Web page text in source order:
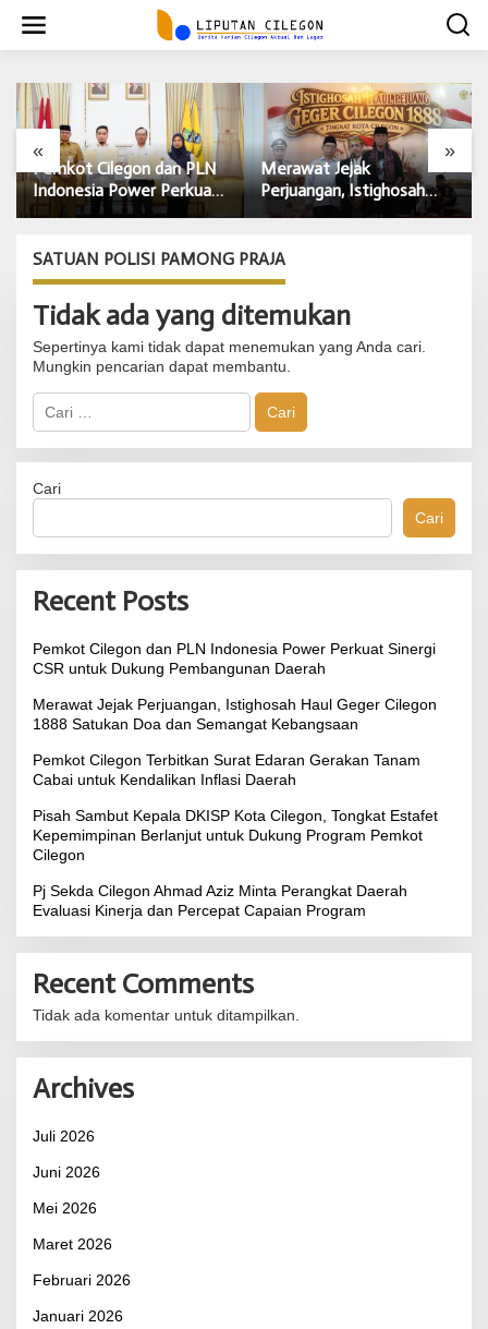
w
« »
Pemkot Cilegon dan PLN
Indonesia Power Perkuat
Sinergi CSR untuk Dukung
Merawat Jejak
Perjuangan, Istighosah
Haul Geger Cilegon 1888
Semangat Kebangsaan
SATUAN POLISI PAMONG PRAJA
Tidak ada yang ditemukan
Sepertinya kami tidak dapat menemukan yang Anda cari.
Mungkin pencarian dapat membantu.
i
u
n
u
k
Cari
Cari
Recent Posts
Pemkot Cilegon dan PLN Indonesia Power Perkuat Sinergi
CSR untuk Dukung Pembangunan Daerah
Merawat Jejak Perjuangan, Istighosah Haul Geger Cilegon
1888 Satukan Doa dan Semangat Kebangsaan
Pemkot Cilegon Terbitkan Surat Edaran Gerakan Tanam
Cabai untuk Kendalikan Inflasi Daerah
Pisah Sambut Kepala DKISP Kota Cilegon, Tongkat Estafet
Kepemimpinan Berlanjut untuk Dukung Program Pemkot
Cilegon
Pj Sekda Cilegon Ahmad Aziz Minta Perangkat Daerah
Evaluasi Kinerja dan Percepat Capaian Program
Recent Comments
Tidak ada komentar untuk ditampilkan.
Archives
Juli 2026
Juni 2026
Mei 2026
Maret 2026
Februari 2026
Januari 2026